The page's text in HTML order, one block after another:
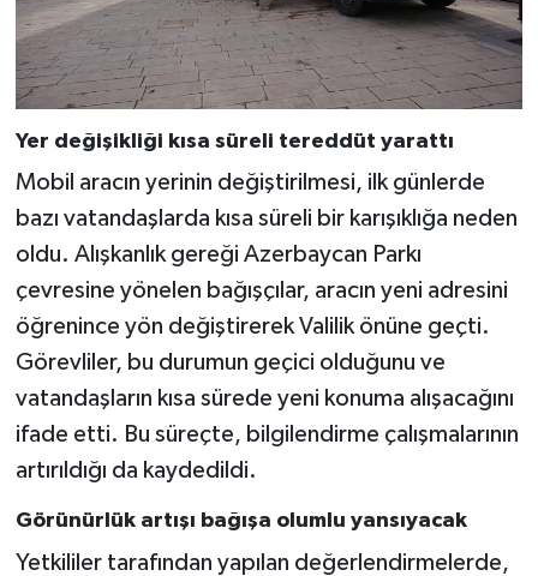
Yer değişikliği kısa süreli tereddüt yarattı
Mobil aracın yerinin değiştirilmesi, ilk günlerde
bazı vatandaşlarda kısa süreli bir karışıklığa neden
oldu. Alışkanlık gereği Azerbaycan Parkı
çevresine yönelen bağışçılar, aracın yeni adresini
öğrenince yön değiştirerek Valilik önüne geçti.
Görevliler, bu durumun geçici olduğunu ve
vatandaşların kısa sürede yeni konuma alışacağını
ifade etti. Bu süreçte, bilgilendirme çalışmalarının
artırıldığı da kaydedildi.
Görünürlük artışı bağışa olumlu yansıyacak
Yetkililer tarafından yapılan değerlendirmelerde,